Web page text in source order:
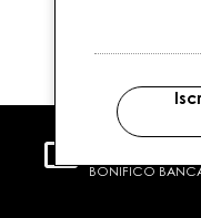
BONIFICO